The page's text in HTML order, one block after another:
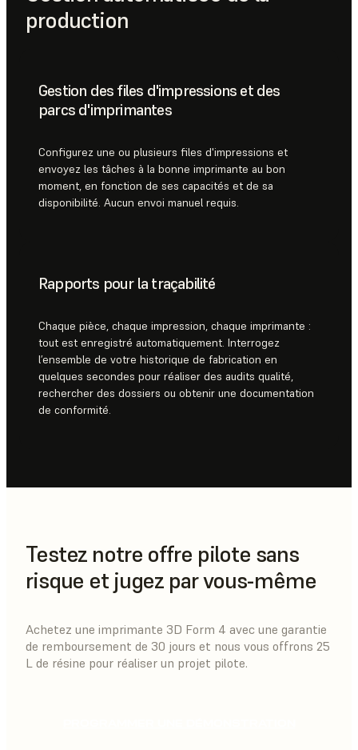
production
Gestion des files d'impressions et des
parcs d'imprimantes
Configurez une ou plusieurs files d'impressions et
envoyez les tâches à la bonne imprimante au bon
moment, en fonction de ses capacités et de sa
disponibilité. Aucun envoi manuel requis.
Rapports pour la traçabilité
Chaque pièce, chaque impression, chaque imprimante :
tout est enregistré automatiquement. Interrogez
l’ensemble de votre historique de fabrication en
quelques secondes pour réaliser des audits qualité,
rechercher des dossiers ou obtenir une documentation
de conformité.
Testez notre offre pilote sans
risque et jugez par vous-même
Achetez une imprimante 3D Form 4 avec une garantie
de remboursement de 30 jours et nous vous offrons 25
L de résine pour réaliser un projet pilote.